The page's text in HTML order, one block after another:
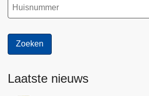
Laatste nieuws